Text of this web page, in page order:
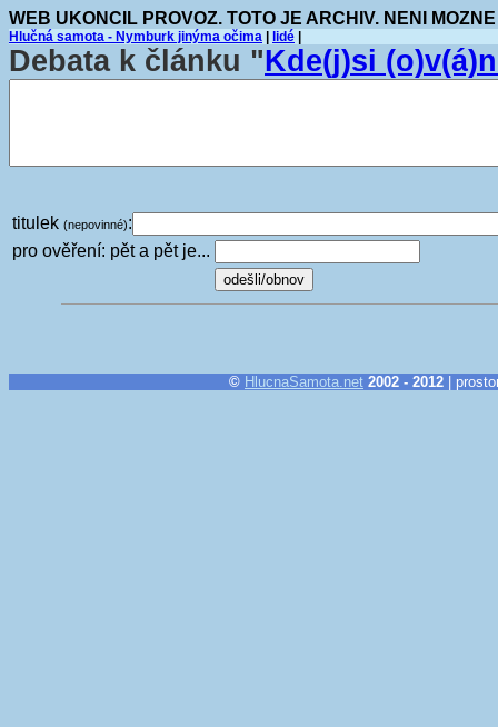
WEB UKONCIL PROVOZ. TOTO JE ARCHIV. NENI
Hlučná samota - Nymburk jinýma očima lidé
Debata k článku "Kde(j)si
titulek (nepovinné):
pro ověření: pět a pět je...
© HlucnaSamota.net 2002 - 2012 |